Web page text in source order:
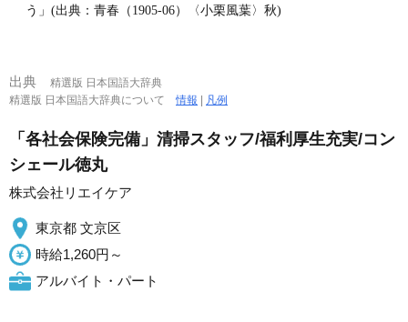
う」(出典：青春（1905‐06）〈小栗風葉〉秋)
出典
精選版 日本国語大辞典
精選版 日本国語大辞典について情報 凡例
「各社会保険完備」清掃スタッフ/福利厚生充実/コン
シェール徳丸
株式会社リエイケア
東京都 文京区
時給1,260円～
アルバイト・パート